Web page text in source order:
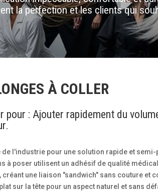
la perfection et les clients qui
À COLLER
pour : Ajouter rapidement du
de l'industrie pour une solution rapide et semi-
à poser utilisent un adhésif de qualité
créant une liaison "sandwich" sans couture et
sur la tête pour un aspect naturel et sans